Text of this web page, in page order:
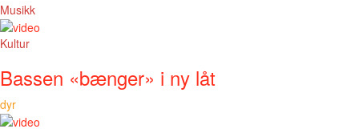
Musikk
Kultur
Bassen «bænger» i ny låt
dyr